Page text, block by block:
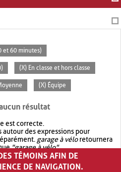
et 60 minutes)
(X) En classe et hors classe
(X) Équipe
résultat
est correcte.
des expressions pour
garage à véloretournera
"garage à vélo".
avec OR.garage OR vélo
résultat quegarage à vélo
TÉMOINS AFIN DE
DE NAVIGATION.